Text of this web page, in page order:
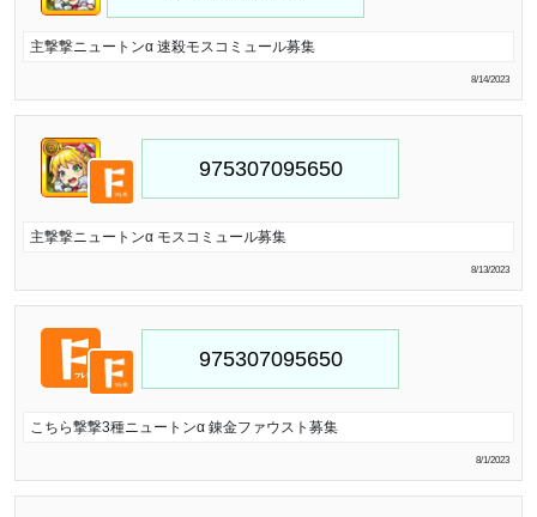
主撃撃ニュートンα 速殺モスコミュール募集
8/14/2023
主撃撃ニュートンα モスコミュール募集
8/13/2023
こちら撃撃3種ニュートンα 錬金ファウスト募集
8/1/2023